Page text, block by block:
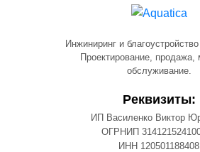
Инжиниринг и
Проектирование, продажа,
обслуживание.
Реквизиты:
ИП Василенко Виктор
ОГРНИП
ИНН 120501188408